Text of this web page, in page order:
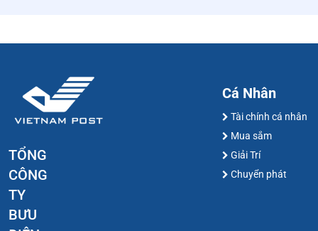
TỔNG
CÔNG
TY
BƯU
Cá Nhân
Tài chính cá nhân
Mua sắm
Giải Trí
Chuyển phát